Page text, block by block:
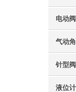
电动
气动
针型阀
液位计